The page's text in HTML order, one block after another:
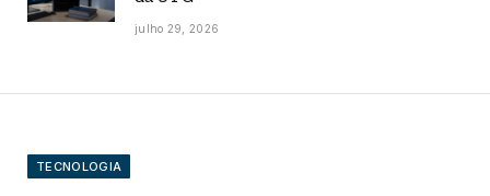
julho 29, 2026
TECNOLOGIA